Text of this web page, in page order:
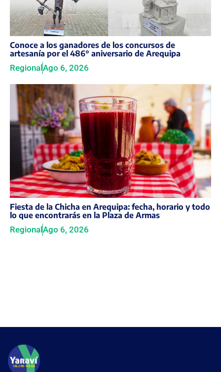
Conoce a los ganadores de los concursos de
artesanía por el 486° aniversario de Arequipa
Regional Ago 6, 2026
Fiesta de la Chicha en Arequipa: fecha, horario y todo
lo que encontrarás en la Plaza de Armas
RegionalAgo 6, 2026